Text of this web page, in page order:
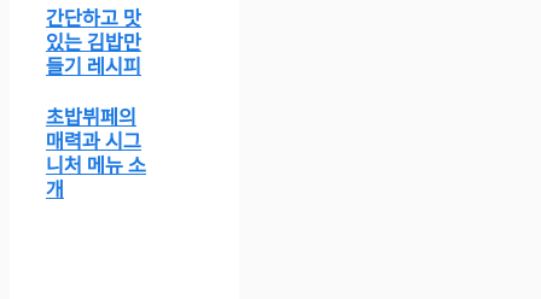
간단하고 맛
있는 김밥만
들기 레시피
초밥뷔페의
매력과 시그
니처 메뉴 소
개